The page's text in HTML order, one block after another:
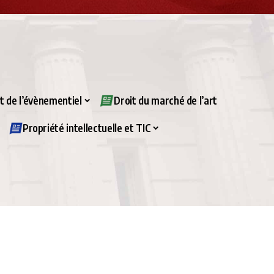
l’évènementiel Droit du marché de l’art
Propriété intellectuelle et TIC